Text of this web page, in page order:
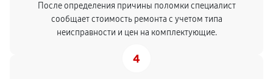
После определения причины поломки специалист
сообщает стоимость ремонта с учетом типа
неисправности и цен на комплектующие.
4